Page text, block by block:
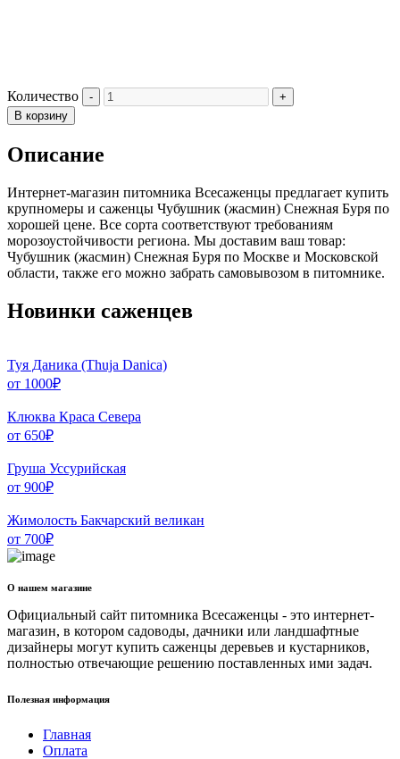
Количество
В корзину
Описание
Интернет-магазин питомника Всесаженцы предлагает купить
крупномеры и саженцы Чубушник (жасмин) Снежная Буря по
хорошей цене. Все сорта соответствуют требованиям
морозоустойчивости региона. Мы доставим ваш товар:
Чубушник (жасмин) Снежная Буря по Москве и Московской
области, также его можно забрать самовывозом в питомнике.
Новинки саженцев
Туя Даника​ (Thuja Danica​)
от 1000₽
Клюква Краса Севера
от 650₽
Груша Уссурийская
от 900₽
Жимолость Бакчарский великан
от 700₽
О нашем магазине
Официальный сайт питомника Всесаженцы - это интернет-
магазин, в котором садоводы, дачники или ландшафтные
дизайнеры могут купить саженцы деревьев и кустарников,
полностью отвечающие решению поставленных ими задач.
Полезная информация
Главная
Оплата